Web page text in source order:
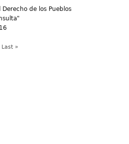
de los Pueblos
Last »